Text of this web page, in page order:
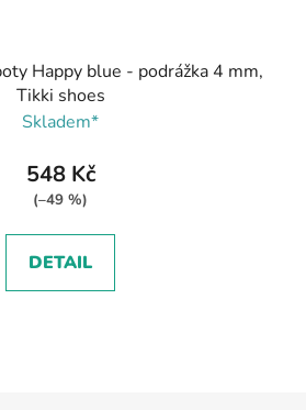
Happy blue - podrážka 4 mm,
Tikki shoes
Skladem*
548 Kč
(–49 %)
DETAIL